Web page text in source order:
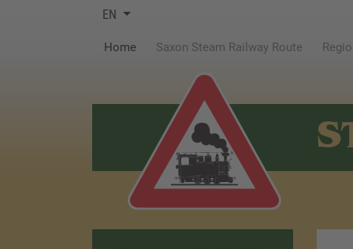
EN
Home(current)Saxon Steam Railway Route